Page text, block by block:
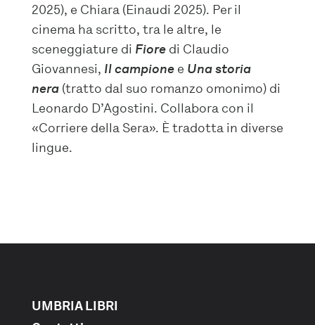
2025), e Chiara (Einaudi 2025). Per il
cinema ha scritto, tra le altre, le
sceneggiature di Fioredi Claudio
Giovannesi, Il campionee Una storia
nera(tratto dal suo romanzo omonimo) di
Leonardo D’Agostini. Collabora con il
«Corriere della Sera». È tradotta in diverse
lingue.
UMBRIA LIBRI